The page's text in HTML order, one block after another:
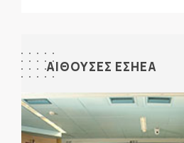
ΑΙΘΟΥΣΕΣ ΕΣΗΕΑ